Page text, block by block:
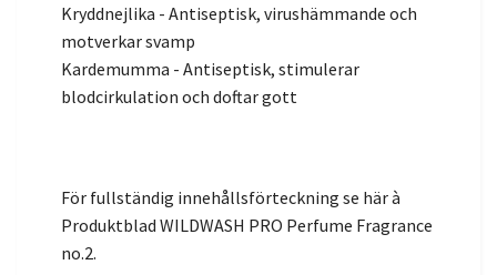
Kryddnejlika - Antiseptisk, virushämmande och
motverkar svamp
Kardemumma - Antiseptisk, stimulerar
blodcirkulation och doftar gott
För fullständig innehållsförteckning se här à
Produktblad WILDWASH PRO Perfume Fragrance
no.2.